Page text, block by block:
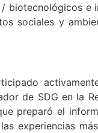
biotecnológicos e
sociales y
de SDG en la
preparó el
experiencias